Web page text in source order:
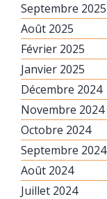
Septembre 2025
Août 2025
Février 2025
Janvier 2025
Décembre 2024
Novembre 2024
Octobre 2024
Septembre 2024
Août 2024
Juillet 2024